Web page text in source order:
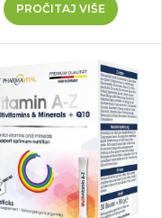
PROČITAJ VIŠE